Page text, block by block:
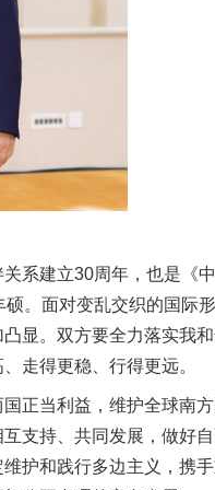
系建立30周年，也是《
。面对变乱交织的国际
显。双方要全力落实我
走得更稳、行得更远。
正当利益，维护全球南方
支持、共同发展，做好自
护和践行多边主义，携